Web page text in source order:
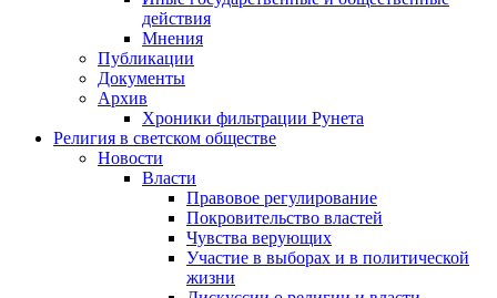
действия
Мнения
Публикации
Документы
Архив
Хроники фильтрации Рунета
Религия в светском обществе
Новости
Власти
Правовое регулирование
Покровительство властей
Чувства верующих
Участие в выборах и в политической
жизни